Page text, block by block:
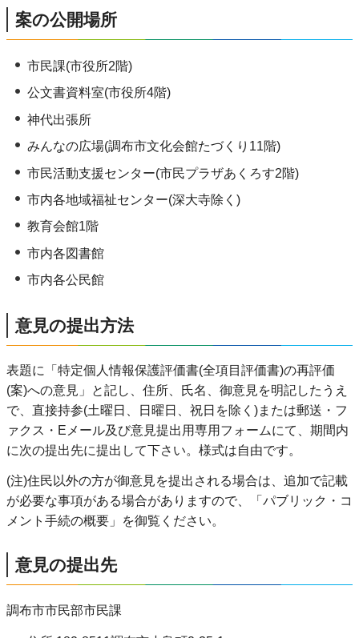
案の公開場所
市民課(市役所2階)
公文書資料室(市役所4階)
神代出張所
みんなの広場(調布市文化会館たづくり11階)
市民活動支援センター(市民プラザあくろす2階)
市内各地域福祉センター(深大寺除く)
教育会館1階
市内各図書館
市内各公民館
意見の提出方法
表題に「特定個人情報保護評価書(全項目評価書)の再評価
(案)への意見」と記し、住所、氏名、御意見を明記したうえ
で、直接持参(土曜日、日曜日、祝日を除く)または郵送・フ
ァクス・Eメール及び意見提出用専用フォームにて、期間内
に次の提出先に提出して下さい。様式は自由です。
(注)住民以外の方が御意見を提出される場合は、追加で記載
が必要な事項がある場合がありますので、「パブリック・コ
メント手続の概要」を御覧ください。
意見の提出先
調布市市民部市民課